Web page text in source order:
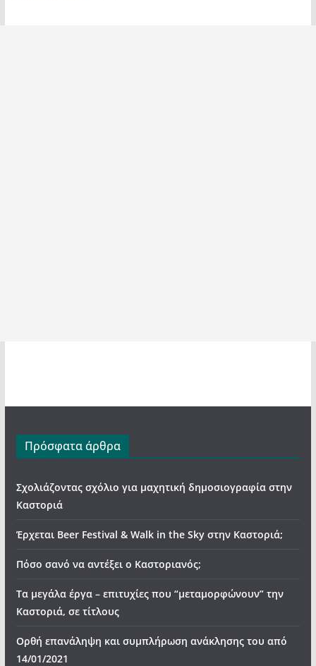
Πρόσφατα άρθρα
Σχολιάζοντας σχόλιο για μαχητική δημοσιογραφία στην
Καστοριά
Έρχεται Beer Festival & Walk in the Sky στην Καστοριά;
Πόσο σανό να αντέξει ο Καστοριανός;
Τα μεγάλα έργα – επιτυχίες που “μεταμορφώνουν” την
Καστοριά, σε τίτλους
Ορθή επανάληψη και συμπλήρωση ανάκλησης του από
14/01/2021